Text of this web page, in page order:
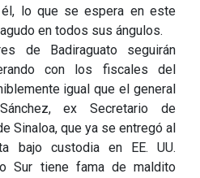
lo que se espera en este
en todos sus ángulos.
de Badiraguato seguirán
con los fiscales del
igual que el general
ex Secretario de
Sinaloa, que ya se entregó al
bajo custodia en EE. UU.
Sur tiene fama de maldito